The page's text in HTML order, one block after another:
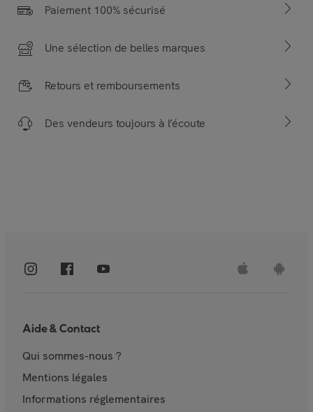
Paiement 100% sécurisé
Une sélection de belles marques
Retours et remboursements
Des vendeurs toujours à l’écoute
Aide & Contact
Qui sommes-nous ?
Mentions légales
Informations réglementaires